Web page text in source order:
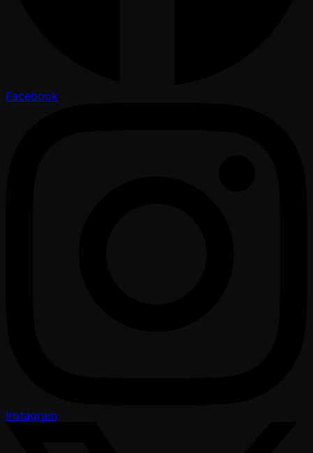
Facebook
Instagram